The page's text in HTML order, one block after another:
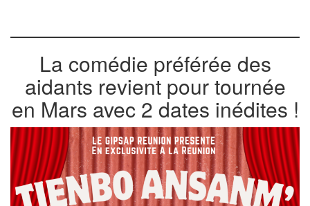
La comédie préférée des
aidants revient pour tournée
en Mars avec 2 dates inédites !